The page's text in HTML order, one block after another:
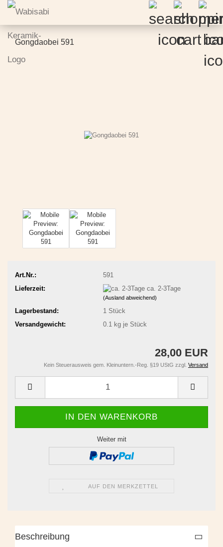
Gongdaobei 591
Art.Nr.:
591
Lieferzeit:
ca. 2-3Tage
(Ausland abweichend)
Lagerbestand: 1 Stück
Versandgewicht:
0.1kg je Stück
28,00 EUR
Kein Steuerausweis gem. Kleinuntern.-Reg. §19 UStG zzgl. Versand
Weiter mit
AUF DEN MERKZETTEL
Beschreibung